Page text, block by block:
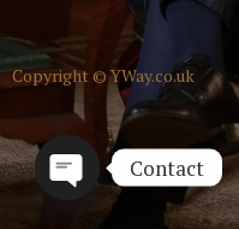
Copyright ©YWay.co.uk
Contact
Open